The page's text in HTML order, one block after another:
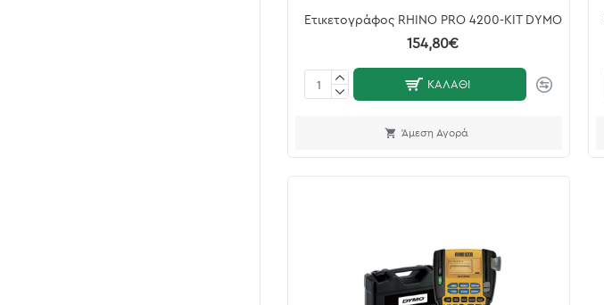
Ετικετογράφος RHINO PRO 4200-KIT DYMO
154,80€
ΚΑΛΆΘΙ
Άμεση Αγορά